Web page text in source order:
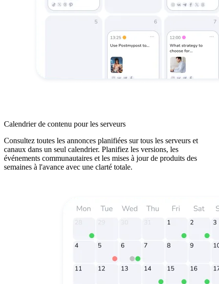
Calendrier de contenu pour les serveurs
Consultez toutes les annonces planifiées sur tous les serveurs et
canaux dans un seul calendrier. Planifiez les versions, les
événements communautaires et les mises à jour de produits des
semaines à l'avance avec une clarté totale.